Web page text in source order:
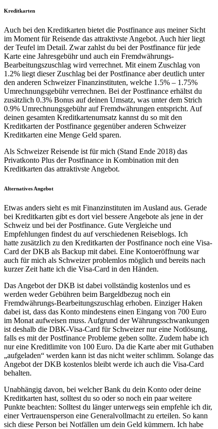
Kreditkarten
Auch bei den Kreditkarten bietet die Postfinance aus meiner Sicht
im Moment für Reisende das attraktivste Angebot. Auch hier liegt
der Teufel im Detail. Zwar zahlst du bei der Postfinance für jede
Karte eine Jahresgebühr und auch ein Fremdwährungs-
Bearbeitungszuschlag wird verrechnet. Mit einem Zuschlag von
1.2% liegt dieser Zuschlag bei der Postfinance aber deutlich unter
den anderen Schweizer Finanzinstituten, welche 1.5% – 1.75%
Umrechnungsgebühr verrechnen. Bei der Postfinance erhältst du
zusätzlich 0.3% Bonus auf deinen Umsatz, was unter dem Strich
0.9% Umrechnungsgebühr auf Fremdwährungen entspricht. Auf
deinen gesamten Kreditkartenumsatz kannst du so mit den
Kreditkarten der Postfinance gegenüber anderen Schweizer
Kreditkarten eine Menge Geld sparen.
Als Schweizer Reisende ist für mich (Stand Ende 2018) das
Privatkonto Plus der Postfinance in Kombination mit den
Kreditkarten das attraktivste Angebot.
Alternatives Angebot
Etwas anders sieht es mit Finanzinstituten im Ausland aus. Gerade
bei Kreditkarten gibt es dort viel bessere Angebote als jene in der
Schweiz und bei der Postfinance. Gute Vergleiche und
Empfehlungen findest du auf verschiedenen Reiseblogs. Ich
hatte zusätzlich zu den Kreditkarten der Postfinance noch eine Visa-
Card der DKB als Backup mit dabei. Eine Kontoeröffnung war
auch für mich als Schweizer problemlos möglich und bereits nach
kurzer Zeit hatte ich die Visa-Card in den Händen.
Das Angebot der DKB ist dabei vollständig kostenlos und es
werden weder Gebühren beim Bargeldbezug noch ein
Fremdwährungs-Bearbeitungszuschlag erhoben. Einziger Haken
dabei ist, dass das Konto mindestens einen Eingang von 700 Euro
im Monat aufweisen muss. Aufgrund der Währungsschwankungen
ist deshalb die DBK-Visa-Card für Schweizer nur eine Notlösung,
falls es mit der Postfinance Probleme geben sollte. Zudem habe ich
nur eine Kreditlimite von 100 Euro. Da die Karte aber mit Guthaben
„aufgeladen“ werden kann ist das nicht weiter schlimm. Solange das
Angebot der DKB kostenlos bleibt werde ich auch die Visa-Card
behalten.
Unabhängig davon, bei welcher Bank du dein Konto oder deine
Kreditkarten hast, solltest du so oder so noch ein paar weitere
Punkte beachten: Solltest du länger unterwegs sein empfehle ich dir,
einer Vertrauensperson eine Generalvollmacht zu erteilen. So kann
sich diese Person bei Notfällen um dein Geld kümmern. Ich habe